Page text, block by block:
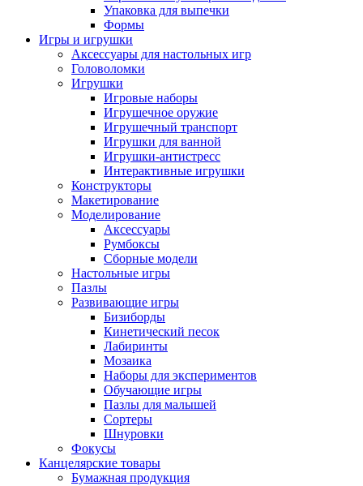
Упаковка для выпечки
Формы
Игры и игрушки
Аксессуары для настольных игр
Головоломки
Игрушки
Игровые наборы
Игрушечное оружие
Игрушечный транспорт
Игрушки для ванной
Игрушки-антистресс
Интерактивные игрушки
Конструкторы
Макетирование
Моделирование
Аксессуары
Румбоксы
Сборные модели
Настольные игры
Пазлы
Развивающие игры
Бизиборды
Кинетический песок
Лабиринты
Мозаика
Наборы для экспериментов
Обучающие игры
Пазлы для малышей
Сортеры
Шнуровки
Фокусы
Канцелярские товары
Бумажная продукция